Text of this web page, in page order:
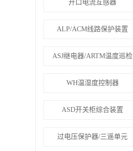
开口电流互感器
ALP/ACM线路保护装置
ASJ继电器/ARTM温度巡检
WH温湿度控制器
ASD开关柜综合装置
过电压保护器/三遥单元